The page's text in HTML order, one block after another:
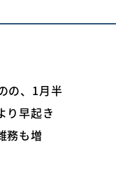
の、1月半
り早起き
務も増